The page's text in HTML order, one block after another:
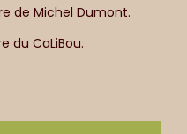
de Michel Dumont.
du CaLiBou.